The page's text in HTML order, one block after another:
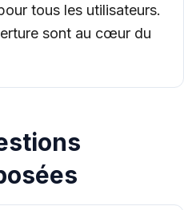
tous les utilisateurs.
sont au cœur du